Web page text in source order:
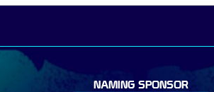
NAMING SPONSOR